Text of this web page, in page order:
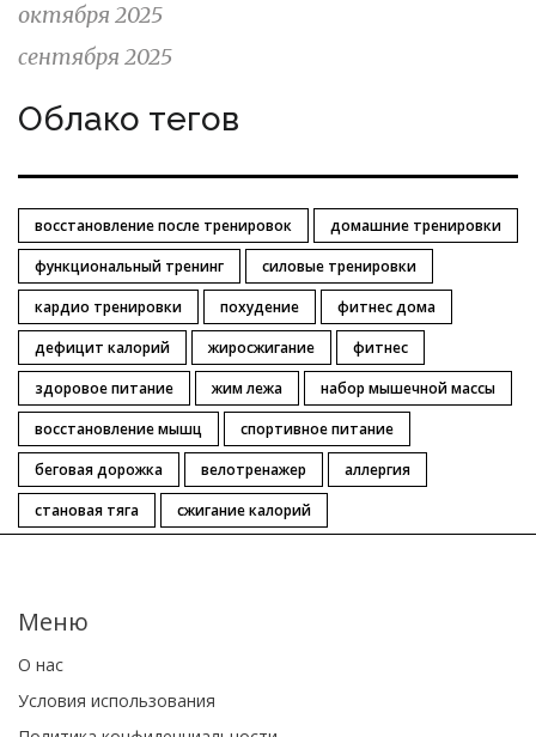
октября 2025
сентября 2025
Облако тегов
восстановление после тренировок
домашние тренировки
функциональный тренинг
силовые тренировки
кардио тренировки
похудение
фитнес дома
дефицит калорий
жиросжигание
фитнес
здоровое питание
жим лежа
набор мышечной массы
восстановление мышц
спортивное питание
беговая дорожка
велотренажер
аллергия
становая тяга
сжигание калорий
Меню
О нас
Условия использования